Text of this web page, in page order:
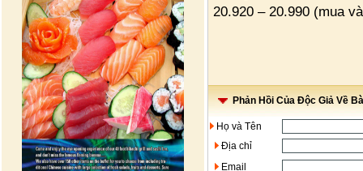
20.920 – 20.990 (mua
Phản Hồi Của Độc Giả Về
Họ và Tên
Địa chỉ
Email